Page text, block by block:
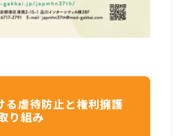
る虐待防止と権利擁護
り組み